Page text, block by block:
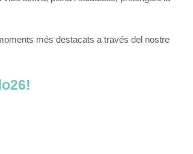
més destacats a través del nostre